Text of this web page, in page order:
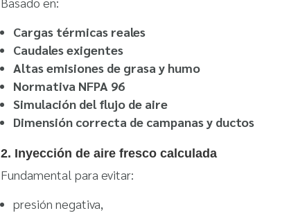
Cargas térmicas reales
Caudales exigentes
Altas emisiones de grasa y humo
Normativa NFPA 96
Simulación del flujo de aire
Dimensión correcta de campanas y ductos
2. Inyección de aire fresco calculada
Fundamental para evitar:
presión negativa,